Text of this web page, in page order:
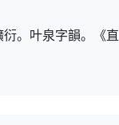
。叶泉字韻。《直